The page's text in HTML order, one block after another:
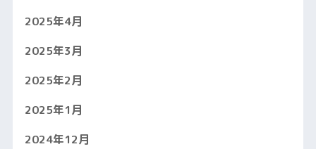
2025年4月
2025年3月
2025年2月
2025年1月
2024年12月